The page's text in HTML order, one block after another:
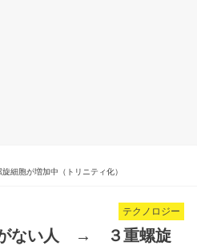
胞が増加中（トリニティ化）
テクノロジー
がない人 → ３重螺旋